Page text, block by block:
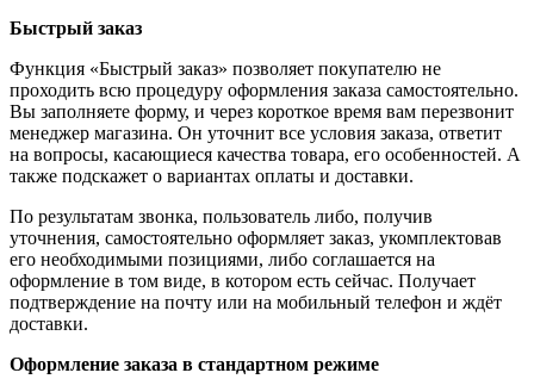
Быстрый заказ
Функция «Быстрый заказ» позволяет покупателю не
проходить всю процедуру оформления заказа самостоятельно.
Вы заполняете форму, и через короткое время вам перезвонит
менеджер магазина. Он уточнит все условия заказа, ответит
на вопросы, касающиеся качества товара, его особенностей. А
также подскажет о вариантах оплаты и доставки.
По результатам звонка, пользователь либо, получив
уточнения, самостоятельно оформляет заказ, укомплектовав
его необходимыми позициями, либо соглашается на
оформление в том виде, в котором есть сейчас. Получает
подтверждение на почту или на мобильный телефон и ждёт
доставки.
Оформление заказа в стандартном режиме